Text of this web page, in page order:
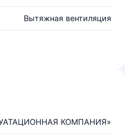
Вытяжная вентиляция
КОМПАНИЯ»